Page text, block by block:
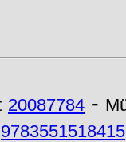
20087784 -
9783551518415